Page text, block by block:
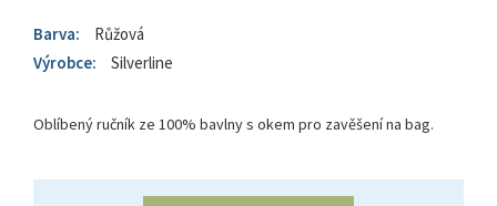
Barva:
Růžová
Výrobce:
Silverline
Oblíbený ručník ze 100% bavlny s okem pro zavěšení na bag.